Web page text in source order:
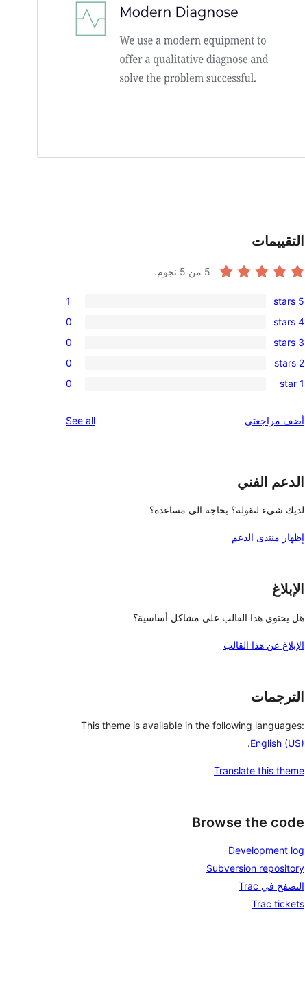
التقييمات
5 من 5 نجوم.
1
5-
star
review
5 stars
1
0
4-
star
reviews
4 stars
0
0
3-
star
3 stars
0
0
reviews
2 stars
0
0
star
1 star
0
أضف مراجعتي See all
الدعم الفني
لديك شيء لتقوله؟ بحاجة الى مساعدة؟
إظهار منتدى الدعم
الإبلاغ
هل يحتوي هذا القالب على مشاكل أساسية؟
الإبلاغ عن هذا القالب
الترجمات
This theme is available in the following languages:
English (US)
.
Translate this theme
Browse the code
Development log
Subversion repository
التصفح في Trac
Trac tickets